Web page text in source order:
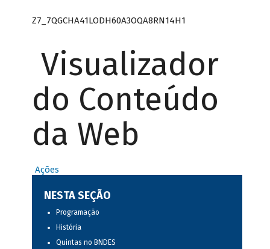
Z7_7QGCHA41LODH60A3OQA8RN14H1
Visualizador
do Conteúdo
da Web
Ações
NESTA SEÇÃO
Programação
História
Quintas no BNDES